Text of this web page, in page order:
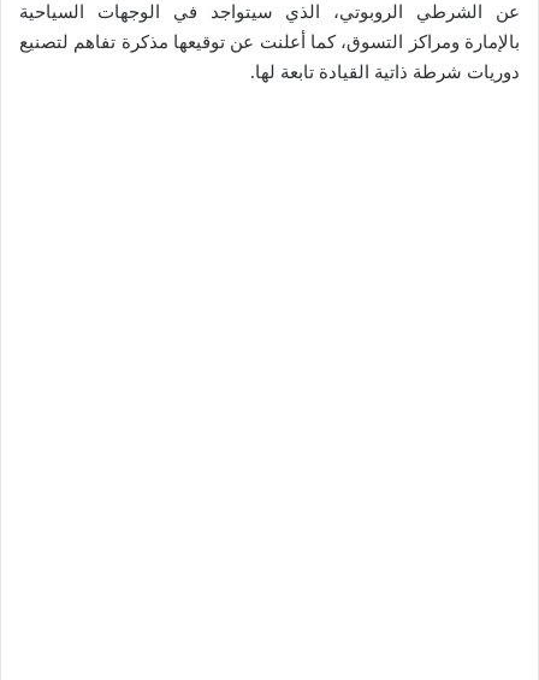
عن الشرطي الروبوتي، الذي سيتواجد في الوجهات السياحية
بالإمارة ومراكز التسوق، كما أعلنت عن توقيعها مذكرة تفاهم لتصنيع
دوريات شرطة ذاتية القيادة تابعة لها.